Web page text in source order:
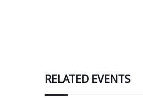
RELATED EVENTS